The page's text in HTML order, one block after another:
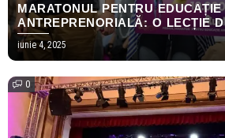
MARATONUL PENTRU EDUCAȚIE
ANTREPRENORIALĂ: O LECȚIE
INOVAȚIE ȘI LEADERSHIP
iunie 4, 2025
0